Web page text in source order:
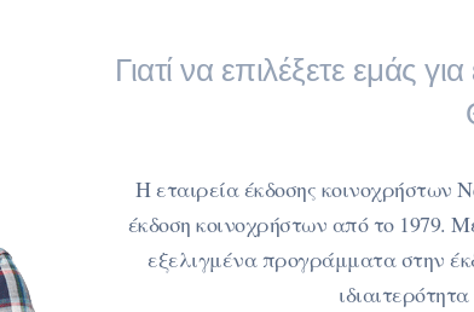
Γιατί να επιλέξετε εμάς
Η εταιρεία έκδοσης κοινοχρήστων
έκδοση κοινοχρήστων από το 1979.
εξελιγμένα προγράμματα στην